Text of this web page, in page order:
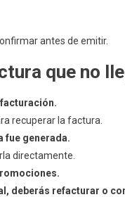
antes de emitir.
que no
recuperar la factura.
fue generada.
directamente.
deberás refacturar o